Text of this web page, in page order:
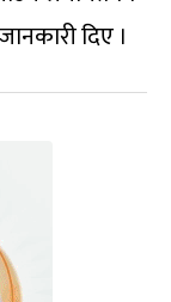
दिए ।